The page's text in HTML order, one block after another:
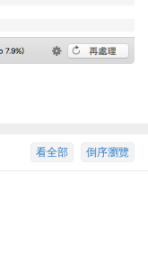
倒序瀏覽
看全部